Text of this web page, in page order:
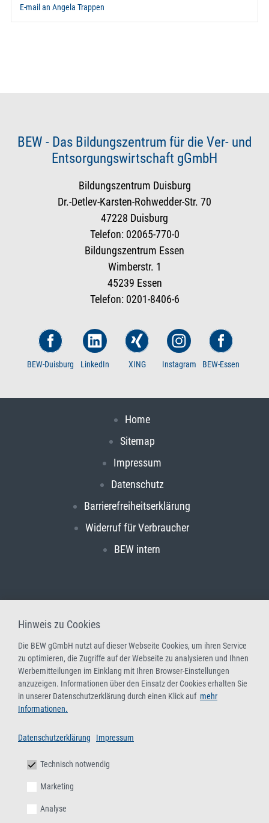
E-mail an Angela Trappen
BEW - Das Bildungszentrum für die Ver- und
Entsorgungswirtschaft gGmbH
Bildungszentrum Duisburg
Dr.-Detlev-Karsten-Rohwedder-Str. 70
47228 Duisburg
Telefon: 02065-770-0
Bildungszentrum Essen
Wimberstr. 1
45239 Essen
Telefon: 0201-8406-6
BEW-Duisburg LinkedIn XING Instagram BEW-Essen
Home
Sitemap
Impressum
Datenschutz
Barrierefreiheitserklärung
Widerruf für Verbraucher
BEW intern
Hinweis zu Cookies
Die BEW gGmbH nutzt auf dieser Webseite Cookies, um ihren Service
zu optimieren, die Zugriffe auf der Webseite zu analysieren und Ihnen
Werbemitteilungen im Einklang mit Ihren Browser-Einstellungen
anzuzeigen. Informationen über den Einsatz der Cookies erhalten Sie
in unserer Datenschutzerklärung durch einen Klick auf mehr
Informationen.
Datenschutzerklärung Impressum
Technisch notwendig
Marketing
Analyse